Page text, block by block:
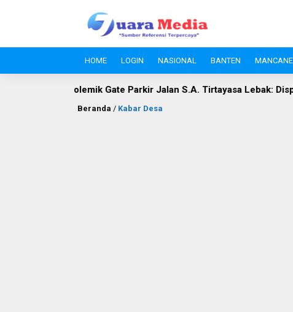
HOME LOGIN NASIONAL BANTEN
Gate Parkir Jalan S.A. Tirtayasa Lebak: Disperindag Sebut Kini
Beranda / Kabar Desa